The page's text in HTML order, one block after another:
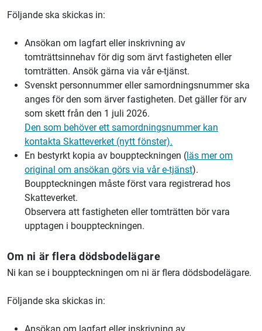
Följande ska skickas in:
Ansökan om lagfart eller inskrivning av
tomträttsinnehav för dig som ärvt fastigheten eller
tomträtten. Ansök gärna via vår e-tjänst.
Svenskt personnummer eller samordningsnummer ska
anges för den som ärver fastigheten. Det gäller för arv
som skett från den 1 juli 2026.
Den som behöver ett samordningsnummer kan
kontakta Skatteverket (nytt fönster).
En bestyrkt kopia av bouppteckningen ( läs mer om
original om ansökan görs via vår e-tjänst).
Bouppteckningen måste först vara registrerad hos
Skatteverket.
Observera att fastigheten eller tomträtten bör vara
upptagen i bouppteckningen.
Om ni är flera dödsbodelägare
Ni kan se i bouppteckningen om ni är flera dödsbodelägare.
Följande ska skickas in: